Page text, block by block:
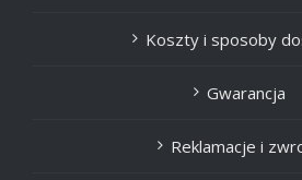
Koszty i sposoby
Gwarancja
Reklamacje i